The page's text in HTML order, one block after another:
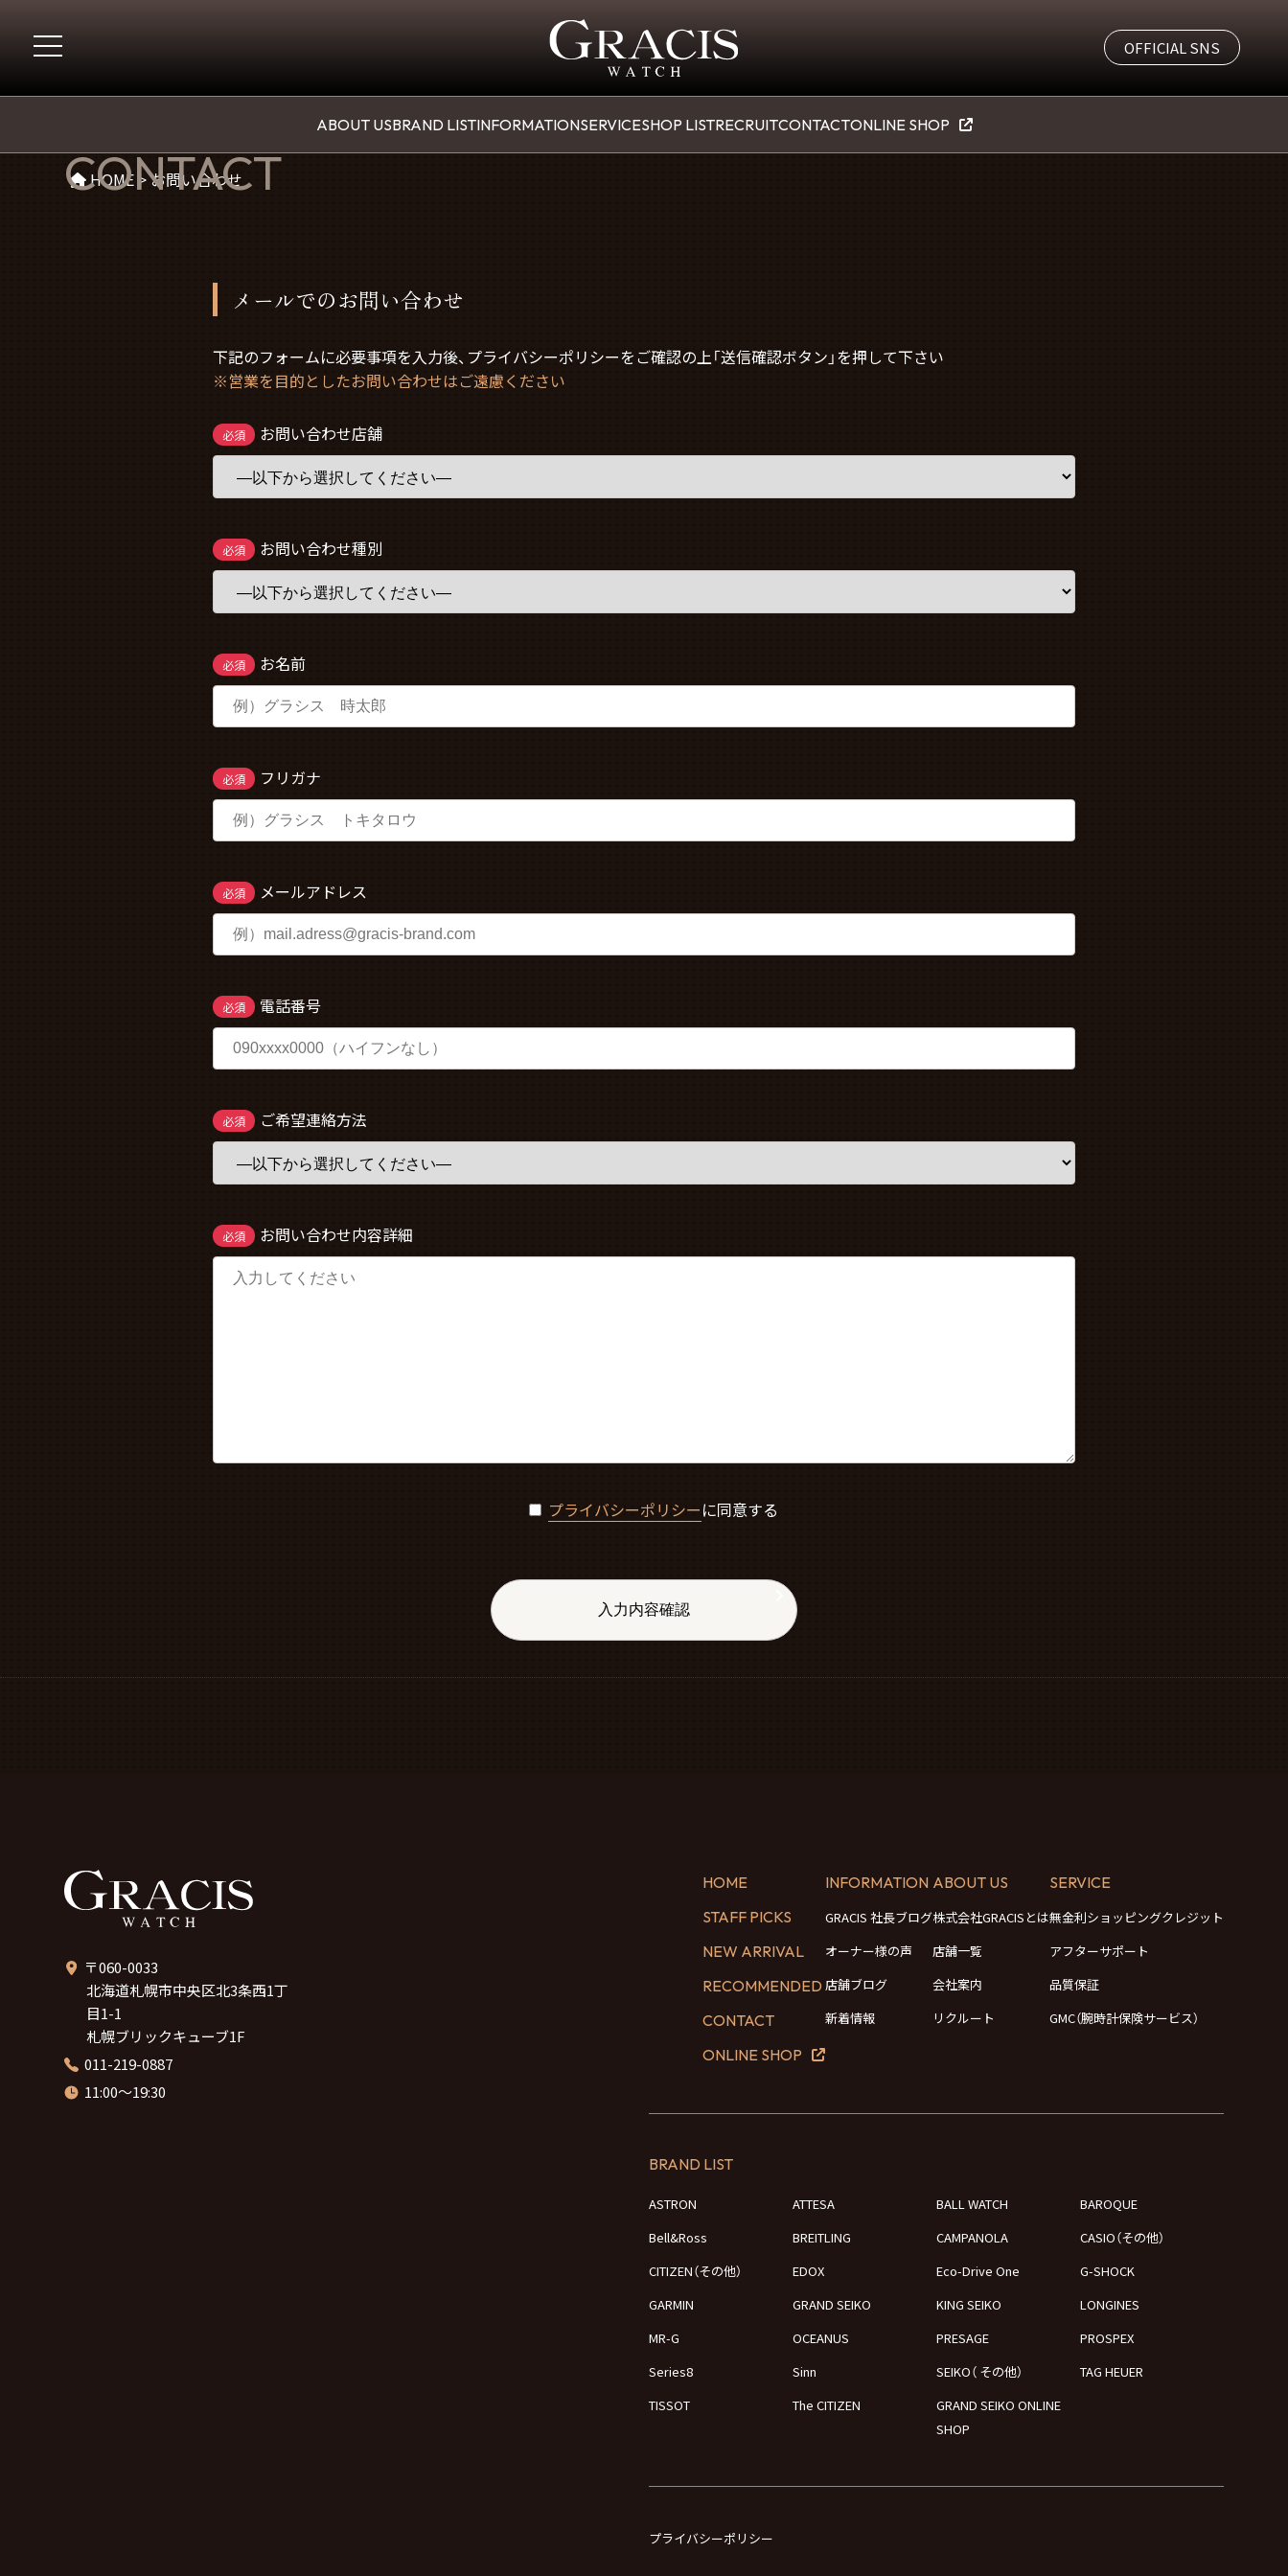
OFFICIAL SNS
ABOUT USBRAND LISTINFORMATIONSERVICESHOP LISTRECRUITCONTACTONLINE SHOP
CONTACT
HOME >お問い合わせ
メールでのお問い合わせ
下記のフォームに必要事項を入力後、プライバシーポリシーをご確認の上「送信確認ボタン」を押して下さい
※営業を目的としたお問い合わせはご遠慮ください
必須 お問い合わせ店舗
必須 お問い合わせ種別
必須 お名前
必須 フリガナ
必須 メールアドレス
必須 電話番号
必須 ご希望連絡方法
必須 お問い合わせ内容詳細
プライバシーポリシーに同意する
〒060-0033
北海道札幌市中央区北3条西1丁
目1-1
札幌ブリックキューブ1F
011-219-0887
11:00～19:30
HOME
STAFF PICKS
NEW ARRIVAL
RECOMMENDED
CONTACT
ONLINE SHOP
INFORMATION
GRACIS 社長ブログ
オーナー様の声
店舗ブログ
新着情報
ABOUT US
株式会社GRACISとは
店舗一覧
会社案内
リクルート
SERVICE
無金利ショッピングクレジット
アフターサポート
品質保証
GMC（腕時計保険サービス）
BRAND LIST
ASTRON ATTESA BALL WATCH
BAROQUE
Bell&Ross
BREITLING CAMPANOLA
CASIO（その他）
CITIZEN（その他）
EDOX Eco-Drive One
G-SHOCK
GARMIN
GRAND SEIKO KING SEIKO
LONGINES
MR-G
OCEANUS PRESAGE
PROSPEX
Series8
Sinn SEIKO（ その他）
TAG HEUER
TISSOT
The CITIZEN
GRAND SEIKO ONLINE
SHOP
プライバシーポリシー